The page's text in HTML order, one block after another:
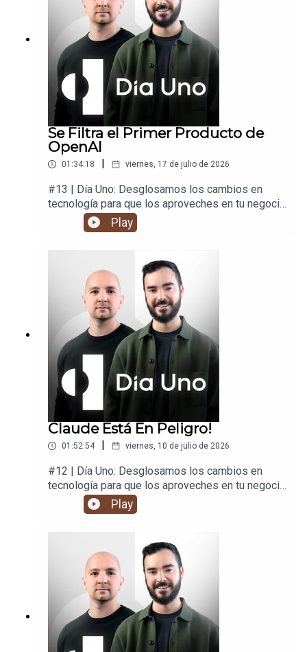
Se Filtra el Primer Producto de
OpenAI
01:34:18 | viernes, 17 de julio de 2026
#13 | Día Uno: Desglosamos los cambios en
tecnología para que los aproveches en tu negocio
y en tu vida.
Play
Claude Está En Peligro!
01:52:54 | viernes, 10 de julio de 2026
#12 | Día Uno: Desglosamos los cambios en
tecnología para que los aproveches en tu negocio
y en tu vida.
Play